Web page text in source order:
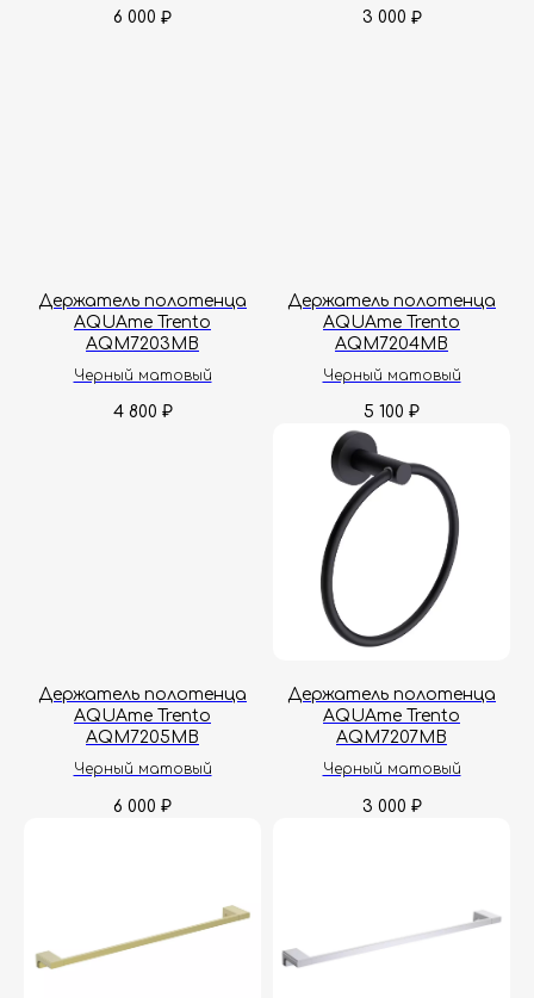
6 000 ₽ 3 000 ₽
Держатель полотенца
AQUAme Trento
AQM7203MB
Черный матовый
4 800 ₽
Держатель полотенца
AQUAme Trento
AQM7204MB
Черный матовый
5 100 ₽
Держатель полотенца
AQUAme Trento
AQM7205MB
Черный матовый
6 000 ₽
Держатель полотенца
AQUAme Trento
AQM7207MB
Черный матовый
3 000 ₽